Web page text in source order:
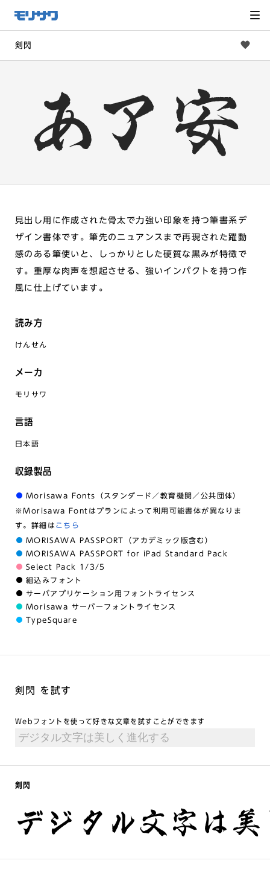
メ
ニュー
飛ばし
へ移動
剣閃
見出し用に作成された骨太で力強い印象を持つ筆書系デ
ザイン書体です。筆先のニュアンスまで再現された躍動
感のある筆使いと、しっかりとした硬質な黒みが特徴で
す。重厚な肉声を想起させる、強いインパクトを持つ作
風に仕上げています。
読み方
けんせん
メーカ
モリサワ
言語
日本語
収録製品
Morisawa Fonts（スタンダード／教育機関／公共団体）
※Morisawa Fontはプランによって利用可能書体が異なりま
す。詳細は こちら
MORISAWA PASSPORT（アカデミック版含む）
MORISAWA PASSPORT for iPad Standard Pack
Select Pack 1/3/5
組込みフォント
サーバアプリケーション用フォントライセンス
Morisawa サーバーフォントライセンス
TypeSquare
剣閃 を試す
Webフォントを使って好きな文章を試すことができます
剣閃
デジタル文字は